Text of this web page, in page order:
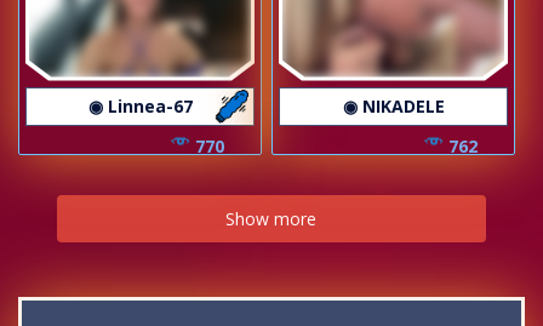
◉ Linnea-67
770
◉ NIKADELE
762
Show more